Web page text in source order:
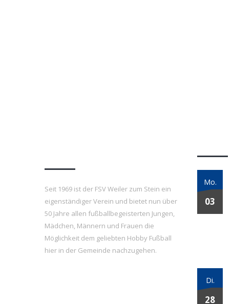
Seit 1969 ist der FSV Weiler zum Stein ein
eigenständiger Verein und bietet nun über
50 Jahre allen fußballbegeisterten Jungen,
Mädchen, Männern und Frauen die
Möglichkeit dem geliebten Hobby Fußball
hier in der Gemeinde nachzugehen.
Mo.
03
Di.
28